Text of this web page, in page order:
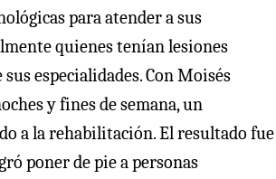
para atender a sus
quienes tenían lesiones
especialidades. Con Moisés
y fines de semana, un
a la rehabilitación. El resultado fue
poner de pie a personas